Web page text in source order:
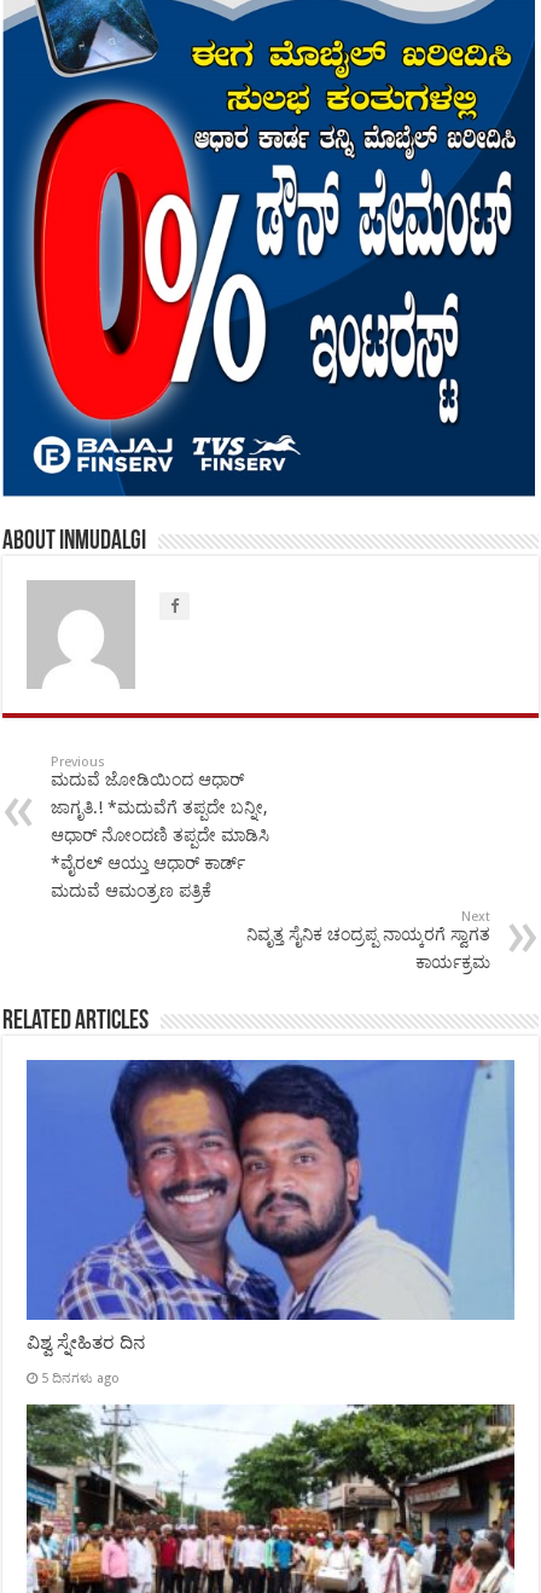
About inmudalgi
Previous
ಮದುವೆ ಜೋಡಿಯಿಂದ ಆಧಾರ್
ಜಾಗೃತಿ.! *ಮದುವೆಗೆ ತಪ್ಪದೇ ಬನ್ನೀ,
ಆಧಾರ್ ನೋಂದಣಿ ತಪ್ಪದೇ ಮಾಡಿಸಿ
*ವೈರಲ್ ಆಯ್ತು ಆಧಾರ್ ಕಾರ್ಡ್
ಮದುವೆ ಆಮಂತ್ರಣ ಪತ್ರಿಕೆ
Next
ನಿವೃತ್ತ ಸೈನಿಕ ಚಂದ್ರಪ್ಪ ನಾಯ್ಕರಗೆ ಸ್ವಾಗತ
ಕಾರ್ಯಕ್ರಮ
Related Articles
ವಿಶ್ವ ಸ್ನೇಹಿತರ ದಿನ
5 ದಿನಗಳು ago